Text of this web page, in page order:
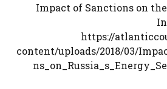
"Impact of Sanctions on
https://
content/uploads/2018/03/